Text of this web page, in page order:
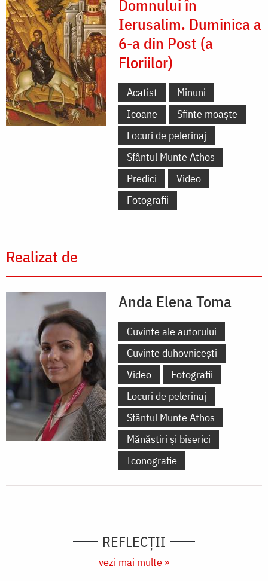
Domnului în
Ierusalim. Duminica a
6-a din Post (a
Floriilor)
Acatist
Minuni
Icoane
Sfinte moaște
Locuri de pelerinaj
Sfântul Munte Athos
Predici
Video
Fotografii
Realizat de
Anda Elena Toma
Cuvinte ale autorului
Cuvinte duhovnicești
Video
Fotografii
Locuri de pelerinaj
Sfântul Munte Athos
Mănăstiri și biserici
Iconografie
REFLECȚII
vezi mai multe »